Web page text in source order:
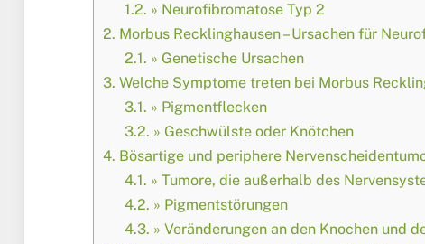
1.2. » Neurofibromatose Typ 2
2. Morbus Recklinghausen – Ursachen für
2.1. » Genetische Ursachen
3. Welche Symptome treten bei Morbus
3.1. » Pigmentflecken
3.2. » Geschwülste oder Knötchen
4. Bösartige und periphere
4.1. » Tumore, die außerhalb des
4.2. » Pigmentstörungen
4.3. » Veränderungen an den Knochen und